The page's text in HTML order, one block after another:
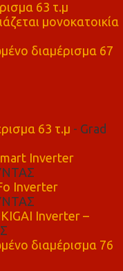
63 τ.μ
μονοκατοικία
διαμέρισμα 67
63 τ.μ - Grad
Inverter
Inverter
Inverter –
διαμέρισμα 76